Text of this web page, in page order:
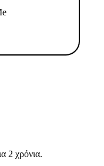
2 χρόνια.